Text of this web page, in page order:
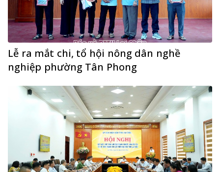
Lễ ra mắt chi, tổ hội nông dân nghề
nghiệp phường Tân Phong